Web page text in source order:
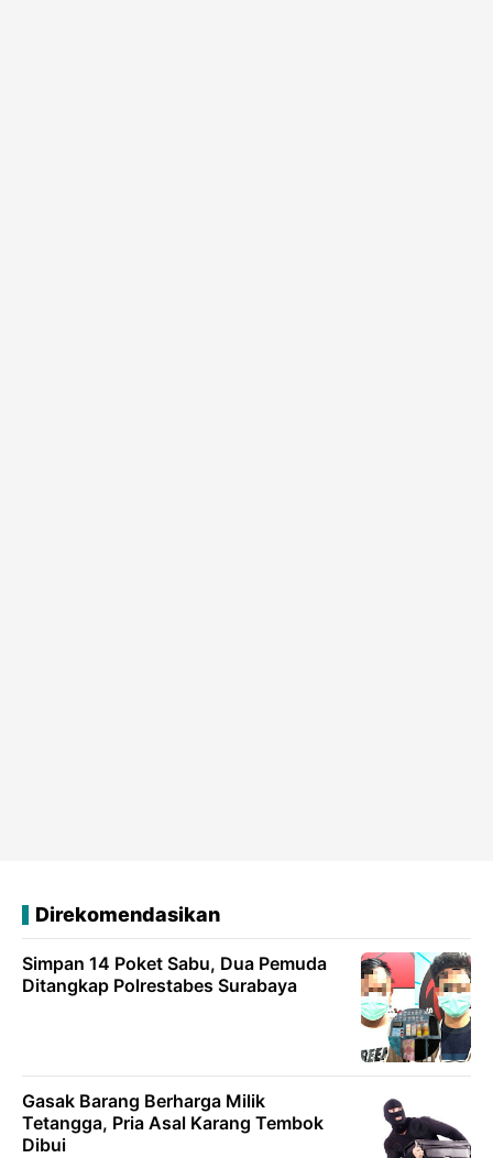
Direkomendasikan
Simpan 14 Poket Sabu, Dua Pemuda
Ditangkap Polrestabes Surabaya
Gasak Barang Berharga Milik
Tetangga, Pria Asal Karang Tembok
Dibui